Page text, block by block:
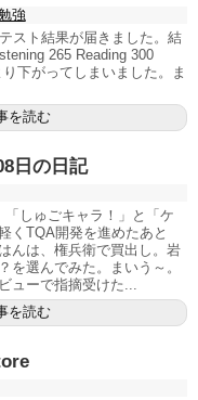
強
スト結果が届きました。結
265 Reading 300
下がってしまいました。ま
を読む
日の日記
しゅごキャラ！」と「ケ
くTQA開発を進めたあと
んは、権兵衛で買出し。岩
を選んでみた。まいう～。
ューで指摘受けた...
を読む